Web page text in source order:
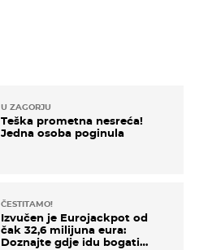
U ZAGORJU
Teška prometna nesreća!
Jedna osoba poginula
ČESTITAMO!
Izvučen je Eurojackpot od
čak 32,6 milijuna eura:
Doznajte gdje idu bogati